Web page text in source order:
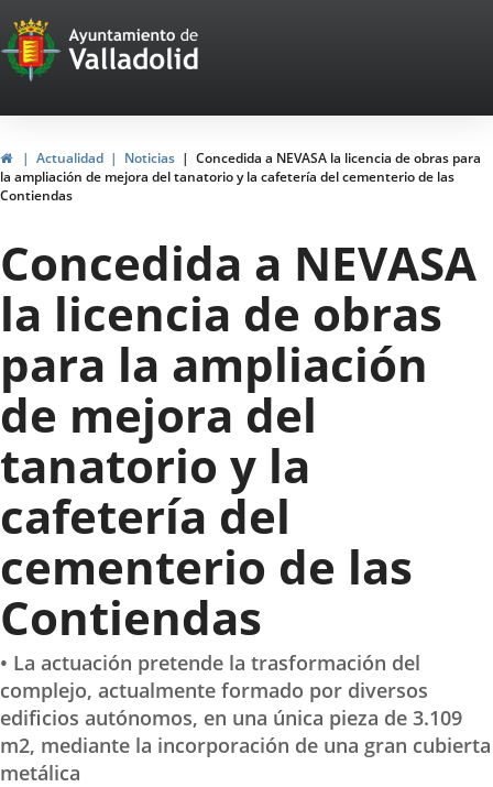
Portal
Web
del
Ayuntamiento
de
Valladolid
InicioActualidad Noticias
Concedida a NEVASA la licencia de obras para
la ampliación de mejora del tanatorio y la cafetería del cementerio de las
Contiendas
Concedida a NEVASA
la licencia de obras
para la ampliación
de mejora del
tanatorio y la
cafetería del
cementerio de las
Contiendas
• La actuación pretende la trasformación del
complejo, actualmente formado por diversos
edificios autónomos, en una única pieza de 3.109
m2, mediante la incorporación de una gran cubierta
metálica